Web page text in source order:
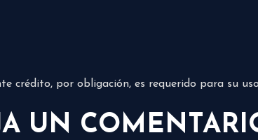
crédito, por obligación, es requerido para su
UN